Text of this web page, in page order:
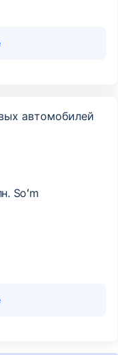
автомобилей
Soʻm